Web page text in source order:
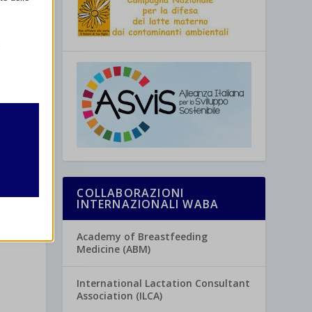
COLLABORAZIONI
INTERNAZIONALI WABA
Academy of Breastfeeding
Medicine (ABM)
International Lactation Consultant
Association (ILCA)